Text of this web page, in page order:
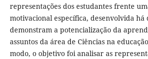
representações dos estudantes frente
motivacional específica, desenvolvida há
demonstram a potencialização da
assuntos da área de Ciências na
modo, o objetivo foi analisar as